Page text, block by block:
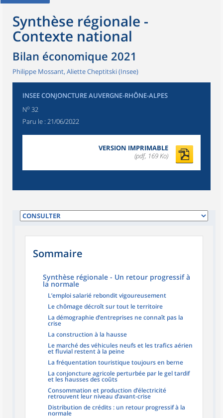
Synthèse régionale -
Contexte national
Bilan économique 2021
Philippe Mossant, Aliette Cheptitski (Insee)
INSEE CONJONCTURE AUVERGNE-RHÔNE-ALPES
No 32
Paru le : 21/06/2022
VERSION IMPRIMABLE
(pdf, 169 Ko)
Sommaire
Synthèse régionale - Un retour progressif à
la normale
L’emploi salarié rebondit vigoureusement
Le chômage décroît sur tout le territoire
La démographie d’entreprises ne connaît pas la
crise
La construction à la hausse
Le marché des véhicules neufs et les trafics aérien
et fluvial restent à la peine
La fréquentation touristique toujours en berne
La conjoncture agricole perturbée par le gel tardif
et les hausses des coûts
Consommation et production d’électricité
retrouvent leur niveau d’avant-crise
Distribution de crédits : un retour progressif à la
normale